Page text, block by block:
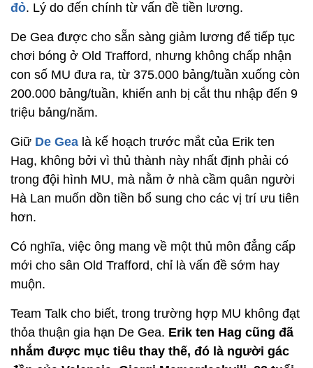
đỏ. Lý do đến chính từ vấn đề tiền lương.
De Gea được cho sẵn sàng giảm lương để tiếp tục
chơi bóng ở Old Trafford, nhưng không chấp nhận
con số MU đưa ra, từ 375.000 bảng/tuần xuống còn
200.000 bảng/tuần, khiến anh bị cắt thu nhập đến 9
triệu bảng/năm.
Giữ De Gea là kế hoạch trước mắt của Erik ten
Hag, không bởi vì thủ thành này nhất định phải có
trong đội hình MU, mà nằm ở nhà cầm quân người
Hà Lan muốn dồn tiền bổ sung cho các vị trí ưu tiên
hơn.
Có nghĩa, việc ông mang về một thủ môn đẳng cấp
mới cho sân Old Trafford, chỉ là vấn đề sớm hay
muộn.
Team Talk cho biết, trong trường hợp MU không đạt
thỏa thuận gia hạn De Gea. Erik ten Hag cũng đã
nhắm được mục tiêu thay thế, đó là người gác